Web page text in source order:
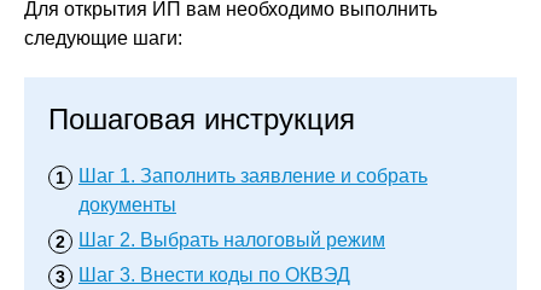
Для открытия ИП вам необходимо выполнить
следующие шаги:
Пошаговая инструкция
Шаг 1. Заполнить заявление и собрать
документы
Шаг 2. Выбрать налоговый режим
Шаг 3. Внести коды по ОКВЭД